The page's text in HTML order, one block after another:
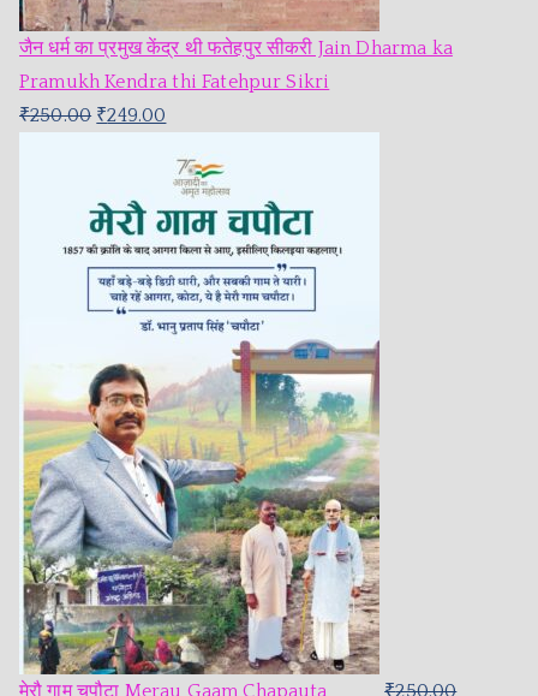
जैन धर्म का प्रमुख केंद्र थी फतेहपुर सीकरी Jain Dharma ka
Pramukh Kendra thi Fatehpur Sikri
₹250.00 ₹249.00
मेरौ गाम चपौटा Merau Gaam Chapauta ₹250.00